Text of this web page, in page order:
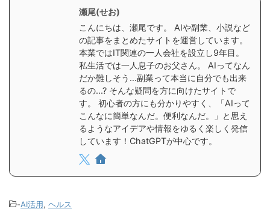
瀬尾(せお)
こんにちは、瀬尾です。 AIや副業、小説など
の記事をまとめたサイトを運営しています。
本業ではIT関連の一人会社を設立し9年目。
私生活では一人息子のお父さん。 AIってなん
だか難しそう…副業って本当に自分でも出来
るの...? そんな疑問を方に向けたサイトで
す。 初心者の方にも分かりやすく、「AIって
こんなに簡単なんだ。便利なんだ。」と思え
るようなアイデアや情報をゆるく楽しく発信
しています！ChatGPTが中心です。
-AI活用, ヘルス